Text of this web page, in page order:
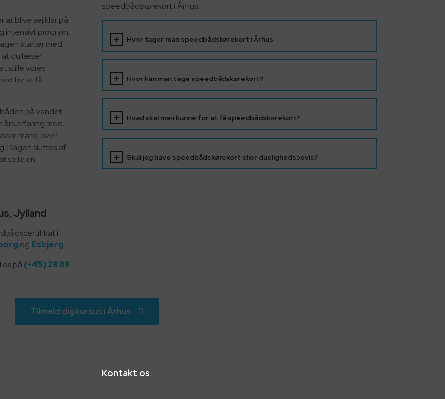
at blive sejlklar på
intensivt program,
starter med
at du læser
stille vores
for at få
på vandet.
års erfaring med
mand over
Dagen sluttes af
sejle en
Jylland
i
og Esbjerg.
os på (+45) 28 89
speedbådskørekort i Århus.
Hvor tager man speedbådskørekort i Århus
Hvor kan man tage speedbådskørekort?
Hvad skal man kunne for at få speedbådskørekort?
Skal jeg have speedbådskørekort eller duelighedsbevis?
Tilmeld dig kursus i Århus
Kontakt os